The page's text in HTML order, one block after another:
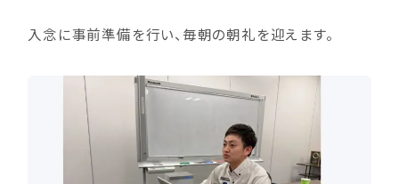
入念に事前準備を行い、毎朝の朝礼を迎えます。